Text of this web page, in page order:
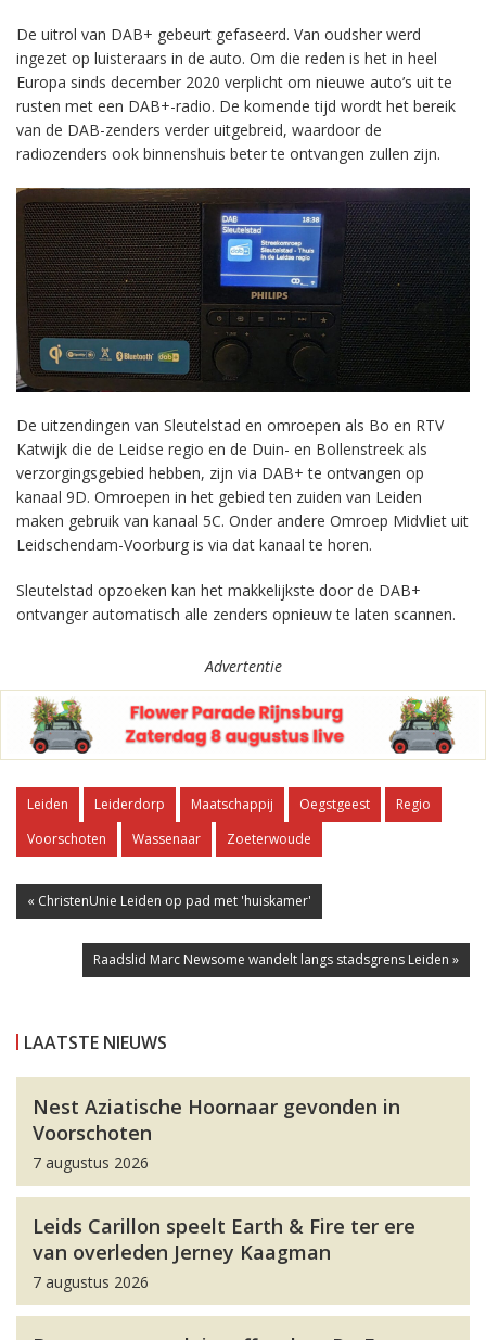
De uitrol van DAB+ gebeurt gefaseerd. Van oudsher werd
ingezet op luisteraars in de auto. Om die reden is het in heel
Europa sinds december 2020 verplicht om nieuwe auto’s uit te
rusten met een DAB+-radio. De komende tijd wordt het bereik
van de DAB-zenders verder uitgebreid, waardoor de
radiozenders ook binnenshuis beter te ontvangen zullen zijn.
De uitzendingen van Sleutelstad en omroepen als Bo en RTV
Katwijk die de Leidse regio en de Duin- en Bollenstreek als
verzorgingsgebied hebben, zijn via DAB+ te ontvangen op
kanaal 9D. Omroepen in het gebied ten zuiden van Leiden
maken gebruik van kanaal 5C. Onder andere Omroep Midvliet uit
Leidschendam-Voorburg is via dat kanaal te horen.
Sleutelstad opzoeken kan het makkelijkste door de DAB+
ontvanger automatisch alle zenders opnieuw te laten scannen.
Advertentie
Leiden Leiderdorp Maatschappij Oegstgeest
Regio
Voorschoten
Wassenaar Zoeterwoude
« ChristenUnie Leiden op pad met 'huiskamer'
Raadslid Marc Newsome wandelt langs stadsgrens Leiden »
LAATSTE NIEUWS
Nest Aziatische Hoornaar gevonden in
Voorschoten
7 augustus 2026
Leids Carillon speelt Earth & Fire ter ere
van overleden Jerney Kaagman
7 augustus 2026